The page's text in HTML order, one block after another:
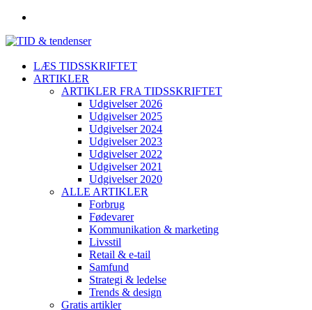
LÆS TIDSSKRIFTET
ARTIKLER
ARTIKLER FRA TIDSSKRIFTET
Udgivelser 2026
Udgivelser 2025
Udgivelser 2024
Udgivelser 2023
Udgivelser 2022
Udgivelser 2021
Udgivelser 2020
ALLE ARTIKLER
Forbrug
Fødevarer
Kommunikation & marketing
Livsstil
Retail & e-tail
Samfund
Strategi & ledelse
Trends & design
Gratis artikler